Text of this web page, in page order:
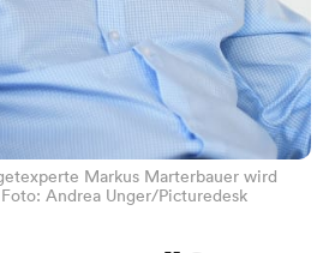
Markus Marterbauer wird
Andrea Unger/Picturedesk